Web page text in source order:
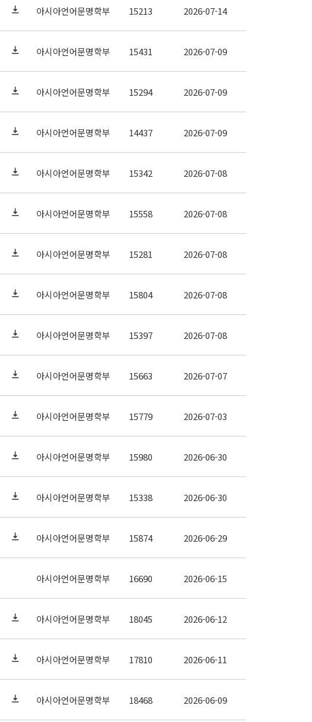
아시아언어문명학부 15213 2026-07-14
아시아언어문명학부 15431 2026-07-09
아시아언어문명학부 15294 2026-07-09
아시아언어문명학부 14437 2026-07-09
아시아언어문명학부 15342 2026-07-08
아시아언어문명학부 15558 2026-07-08
아시아언어문명학부 15281 2026-07-08
아시아언어문명학부 15804 2026-07-08
아시아언어문명학부 15397 2026-07-08
아시아언어문명학부 15663 2026-07-07
아시아언어문명학부 15779 2026-07-03
아시아언어문명학부 15980 2026-06-30
아시아언어문명학부 15338 2026-06-30
아시아언어문명학부 15874 2026-06-29
아시아언어문명학부 16690 2026-06-15
아시아언어문명학부 18045 2026-06-12
아시아언어문명학부 17810 2026-06-11
~6/22 10:00)아시아언어문명학부 18468 2026-06-09